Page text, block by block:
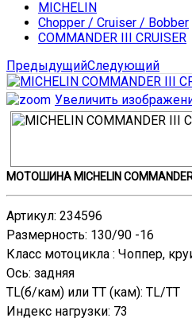
MICHELIN
Chopper / Cruiser / Bobber
COMMANDER III CRUISER
ПредыдущийСледующий
Увеличить
МОТОШИНА MICHELIN COMMANDER
Артикул: 234596
Размерность: 130/90 -16
Класс мотоцикла : Чоппер,
Ось: задняя
TL(б/кам) или TT (кам): TL/TT
Индекс нагрузки: 73